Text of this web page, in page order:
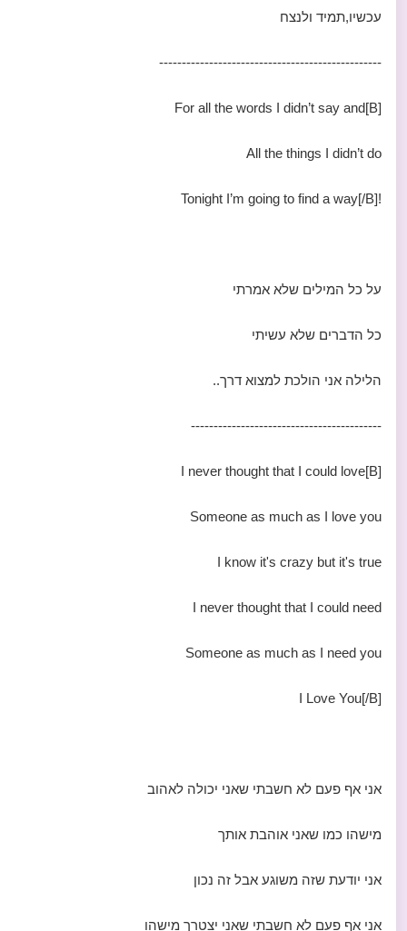
עכשיו,תמיד ולנצח
-------------------------------------------------
[B]For all the words I didn’t say and
All the things I didn’t do
!Tonight I’m going to find a way[/B]
על כל המילים שלא אמרתי
כל הדברים שלא עשיתי
הלילה אני הולכת למצוא דרך..
------------------------------------------
[B]I never thought that I could love
Someone as much as I love you
I know it's crazy but it's true
I never thought that I could need
Someone as much as I need you
I Love You[/B]
אני אף פעם לא חשבתי שאני יכולה לאהוב
מישהו כמו שאני אוהבת אותך
אני יודעת שזה משוגע אבל זה נכון
אני אף פעם לא חשבתי שאני יצטרך מישהו